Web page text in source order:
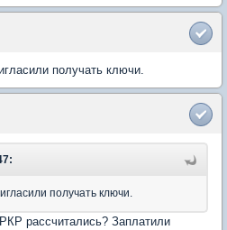
получать ключи.
получать ключи.
рассчитались? Заплатили